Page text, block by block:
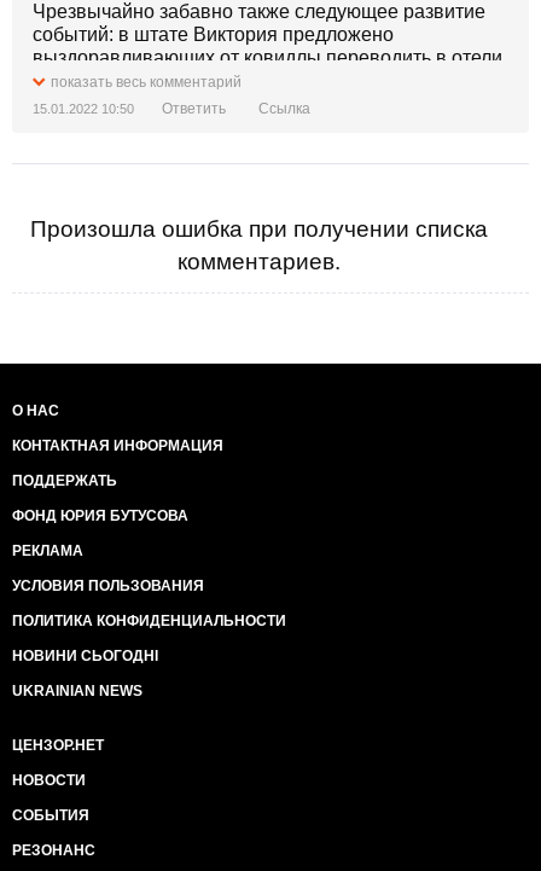
Чрезвычайно забавно также следующее развитие
событий: в штате Виктория предложено
выздоравливающих от ковидлы переводить в отели,
где за ними будут "ухаживать медсестры".
Это поразительно с несколько точек зрения:
(годовой бюджет 1 миллиард долларов в год) 11
января было аж целых 7 больных с ковидлой, то
непонятно, а кого, собственно говоря из этих 7
медсестры, в чем госпиталь перенапрягся?
Вывод: ковидных страдальцев переводят в отели
чтобы
- дать заработать прикормленным отелям из
бюджета штата официально, ибо в отелях сейчас
банкротста (это показатель возрождения экономики)
- это еще одна попытка коммуняк штат Виктория
очередной облом, потому что визы выдают
федералы, а им китайские военнослужащие (все
Байдена о вакцинации незаконными произвело
Трясет наших про-китайских сявок в Австралии так,
что даже цунами случилось на островах Тонга.
показать весь комментарий
15.01.2022 10:50 Ответить Ссылка
Произошла ошибка при получении списка
комментариев.
О НАС
КОНТАКТНАЯ ИНФОРМАЦИЯ
ПОДДЕРЖАТЬ
ФОНД ЮРИЯ БУТУСОВА
РЕКЛАМА
УСЛОВИЯ ПОЛЬЗОВАНИЯ
ПОЛИТИКА КОНФИДЕНЦИАЛЬНОСТИ
НОВИНИ СЬОГОДНІ
UKRAINIAN NEWS
ЦЕНЗОР.НЕТ
НОВОСТИ
СОБЫТИЯ
РЕЗОНАНС